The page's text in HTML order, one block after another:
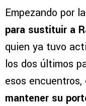
Empezando por
para sustituir a
quien ya tuvo
los dos últimos
esos encuentros,
mantener su